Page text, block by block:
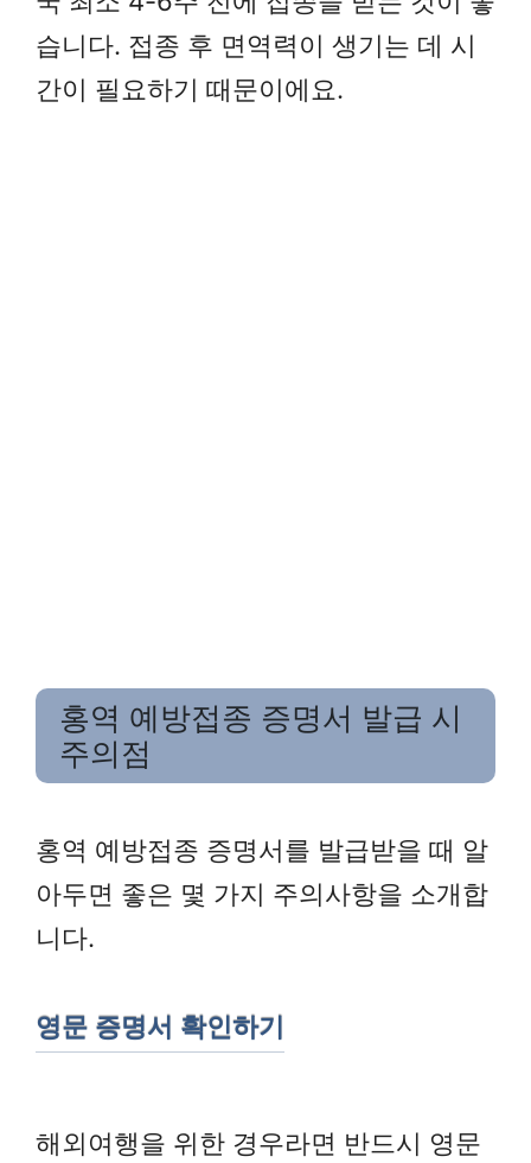
습니다. 접종 후 면역력이 생기는 데 시
간이 필요하기 때문이에요.
홍역 예방접종 증명서 발급 시
주의점
홍역 예방접종 증명서를 발급받을 때 알
아두면 좋은 몇 가지 주의사항을 소개합
니다.
영문 증명서 확인하기
해외여행을 위한 경우라면 반드시 영문